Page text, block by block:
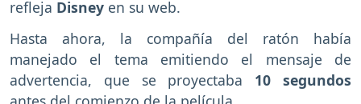
refleja Disney en su web.
Hasta ahora, la compañía del ratón había
manejado el tema emitiendo el mensaje de
advertencia, que se proyectaba 10 segundos